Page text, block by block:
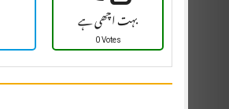
بہت اچھی ہے
0 Votes